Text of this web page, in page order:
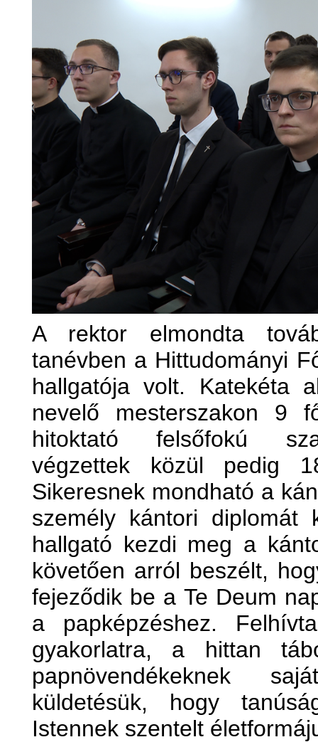
A rektor elmondta
tanévben a Hittudományi
hallgatója volt. Katekéta
nevelő mesterszakon 9
hitoktató felsőfokú
végzettek közül pedig
Sikeresnek mondható a
személy kántori
hallgató kezdi meg a
követően arról beszélt,
fejeződik be a Te Deum
a papképzéshez.
gyakorlatra, a hittan
papnövendékeknek
küldetésük, hogy
Istennek szentelt